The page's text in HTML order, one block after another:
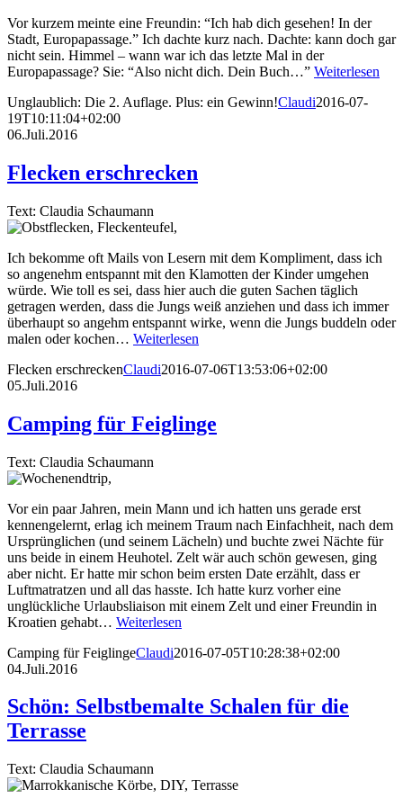
Vor kurzem meinte eine Freundin: “Ich hab dich gesehen! In der
Stadt, Europapassage.” Ich dachte kurz nach. Dachte: kann doch gar
nicht sein. Himmel – wann war ich das letzte Mal in der
Europapassage? Sie: “Also nicht dich. Dein Buch…” Weiterlesen
Unglaublich: Die 2. Auflage. Plus: ein Gewinn!Claudi2016-07-
19T10:11:04+02:00
06.Juli.2016
Flecken erschrecken
Text: Claudia Schaumann
Ich bekomme oft Mails von Lesern mit dem Kompliment, dass ich
so angenehm entspannt mit den Klamotten der Kinder umgehen
würde. Wie toll es sei, dass hier auch die guten Sachen täglich
getragen werden, dass die Jungs weiß anziehen und dass ich immer
überhaupt so angehm entspannt wirke, wenn die Jungs buddeln oder
malen oder kochen… Weiterlesen
Flecken erschreckenClaudi2016-07-06T13:53:06+02:00
05.Juli.2016
Camping für Feiglinge
Text: Claudia Schaumann
Vor ein paar Jahren, mein Mann und ich hatten uns gerade erst
kennengelernt, erlag ich meinem Traum nach Einfachheit, nach dem
Ursprünglichen (und seinem Lächeln) und buchte zwei Nächte für
uns beide in einem Heuhotel. Zelt wär auch schön gewesen, ging
aber nicht. Er hatte mir schon beim ersten Date erzählt, dass er
Luftmatratzen und all das hasste. Ich hatte kurz vorher eine
unglückliche Urlaubsliaison mit einem Zelt und einer Freundin in
Kroatien gehabt… Weiterlesen
Camping für FeiglingeClaudi2016-07-05T10:28:38+02:00
04.Juli.2016
Schön: Selbstbemalte Schalen für die
Terrasse
Text: Claudia Schaumann